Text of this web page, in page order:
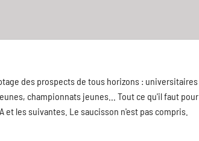
des prospects de tous horizons : universitaires
championnats jeunes... Tout ce qu'il faut pour
et les suivantes. Le saucisson n'est pas compris.